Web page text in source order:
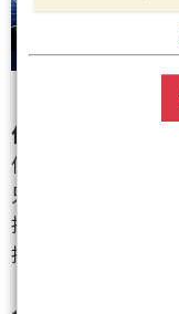
低軌衛星與軍工網
信錦
只是做螢幕軸承的
接收站跟發射端機
接逆勢鎖漲停，法